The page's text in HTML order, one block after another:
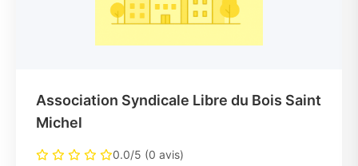
Association Syndicale Libre du Bois Saint
Michel
0.0/5 (0 avis)